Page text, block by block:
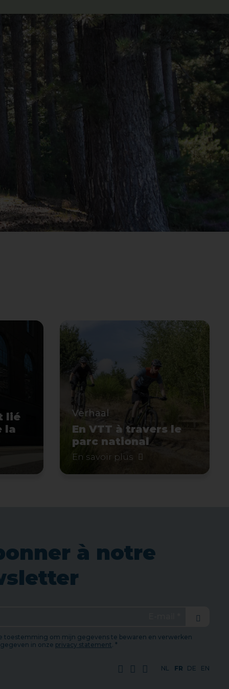
lié
la
Verhaal
En VTT à travers le
parc national
En savoir plus
à notre
toestemming om mijn gegevens te bewaren en verwerken
in onze privacy statement . *
NL FR DE EN